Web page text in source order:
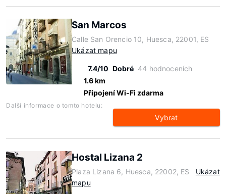
San Marcos
Calle San Orencio 10, Huesca, 22001, ES
Ukázat mapu
7.4/10 Dobré 44 hodnoceních
1.6 km
Připojení Wi-Fi zdarma
Další informace o tomto hotelu:
Vybrat
Hostal Lizana 2
Plaza Lizana 6, Huesca, 22002, ES
Ukázat
mapu